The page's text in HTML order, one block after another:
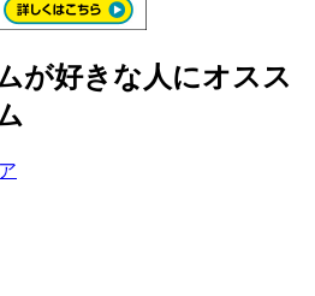
が好きな人にオスス